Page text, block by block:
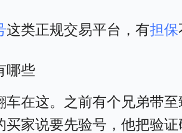
这类正规交易平台，有担保
哪些
车在这。之前有个兄弟带至
买家说要先验号，他把验证